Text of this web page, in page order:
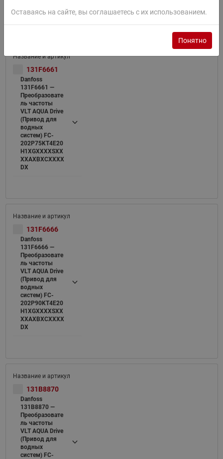
131F6661
Danfoss
131F6661 —
Преобразовате
ль частоты
VLT AQUA Drive
(Привод для
водных
систем) FC-
202P75KT4E20
H1XGXXXXSXX
XXAXBXCXXXX
DX
131F6666
Danfoss
131F6666 —
Преобразовате
ль частоты
VLT AQUA Drive
(Привод для
водных
систем) FC-
202P90KT4E20
H1XGXXXXSXX
XXAXBXCXXXX
DX
131B8870
Danfoss
131B8870 —
Преобразовате
ль частоты
VLT AQUA Drive
(Привод для
водных
систем) FC-
Оставаясь на сайте, вы соглашаетесь с их использованием.
Понятно